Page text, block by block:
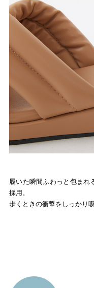
履いた瞬間ふわっと包まれ
採用。
歩くときの衝撃をしっかり